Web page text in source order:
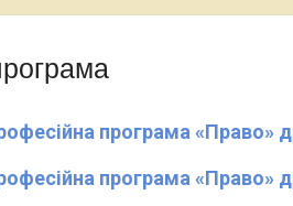
програма «Право»
програма «Право»